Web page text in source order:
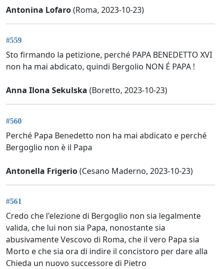
Antonina Lofaro(Roma, 2023-10-23)
#559
Sto firmando la petizione, perché PAPA BENEDETTO XVI
non ha mai abdicato, quindi Bergolio NON É PAPA !
Anna Ilona Sekulska (Boretto, 2023-10-23)
#560
Perché Papa Benedetto non ha mai abdicato e perché
Bergoglio non è il Papa
Antonella Frigerio(Cesano Maderno, 2023-10-23)
#561
Credo che l'elezione di Bergoglio non sia legalmente
valida, che lui non sia Papa, nonostante sia
abusivamente Vescovo di Roma, che il vero Papa sia
Morto e che sia ora di indire il concistoro per dare alla
Chieda un nuovo successore di Pietro